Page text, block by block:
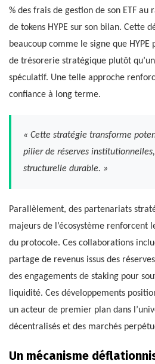
% des frais de gestion de son ETF
de tokens HYPE sur son bilan. Cette
beaucoup comme le signe que
de trésorerie stratégique plutôt
spéculatif. Une telle approche
confiance à long terme.
« Cette stratégie transforme
pilier de réserves
structurelle durable. »
Parallèlement, des partenariats
majeurs de l’écosystème renforcent
du protocole. Ces collaborations
partage de revenus issus des
des engagements de staking pour
liquidité. Ces développements
un acteur de premier plan dans
décentralisés et des marchés
Un mécanisme